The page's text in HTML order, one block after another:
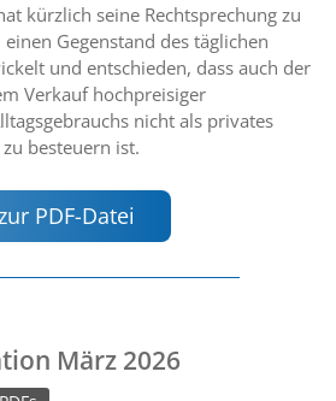
kürzlich seine Rechtsprechung zu
Gegenstand des täglichen
und entschieden, dass auch der
Verkauf hochpreisiger
nicht als privates
besteuern ist.
PDF-Datei
März 2026